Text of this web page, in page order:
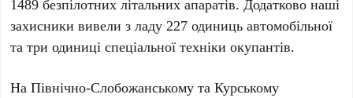
1489 безпілотних літальних апаратів. Додатково наші
захисники вивели з ладу227 одиниць автомобільної
та три одиниці спеціальної техніки окупантів.
На Північно-Слобожанському та Курському